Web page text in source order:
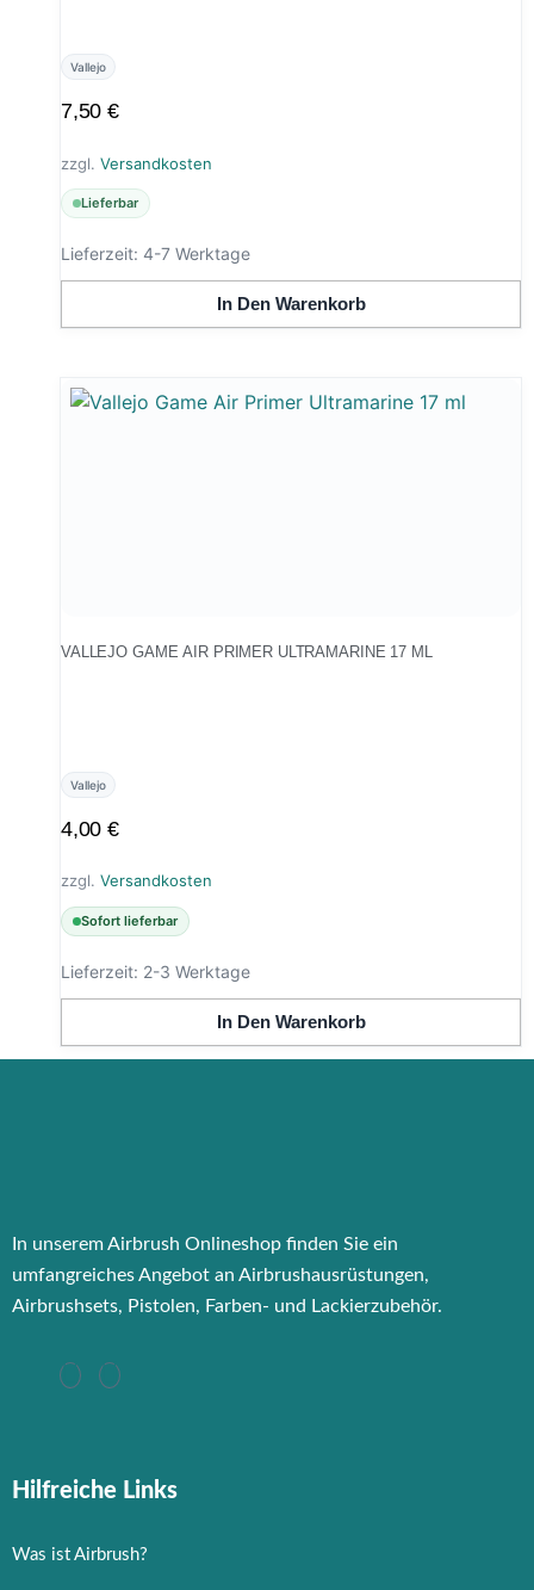
Vallejo
7,50€
zzgl. Versandkosten
Lieferbar
Lieferzeit: 4-7 Werktage
In Den Warenkorb
VALLEJO GAME AIR PRIMER ULTRAMARINE 17 ML
Vallejo
4,00€
zzgl. Versandkosten
Sofort lieferbar
Lieferzeit: 2-3 Werktage
In Den Warenkorb
In unserem Airbrush Onlineshop finden Sie ein
umfangreiches Angebot an Airbrushausrüstungen,
Airbrushsets, Pistolen, Farben- und Lackierzubehör.
Hilfreiche Links
Was ist Airbrush?